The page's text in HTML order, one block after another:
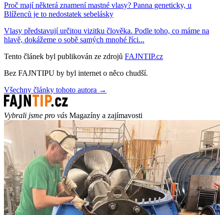
Proč mají některá znamení mastné vlasy? Panna geneticky, u
Blíženců je to nedostatek sebelásky
Vlasy představují určitou vizitku člověka. Podle toho, co máme na
hlavě, dokážeme o sobě samých mnohé říci...
Tento článek byl publikován ze zdrojů FAJNTIP.cz
Bez FAJNTIPU by byl internet o něco chudší.
Všechny články tohoto autora →
Vybrali jsme pro vás Magazíny a zajímavosti